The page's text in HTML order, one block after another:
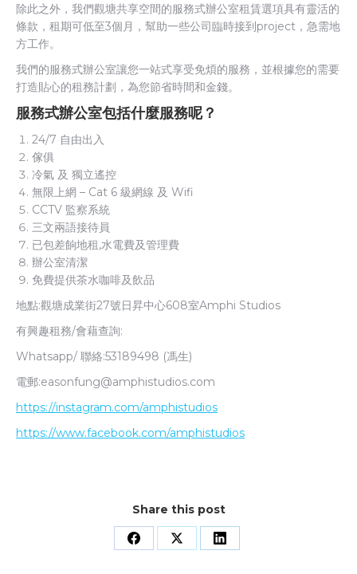
除此之外，我們觀塘共享空間的服務式辦公室租賃選項具有靈活的
條款，租期可低至3個月，幫助一些公司臨時接到project，急需地
方工作。
我們的服務式辦公室讓您一站式享受免煩的服務，並根據您的需要
打造貼心的租務計劃，為您節省時間和金錢。
服務式辦公室包括什麼服務呢？
24/7 自由出入
傢俱
冷氣 及 獨立遙控
無限上網 – Cat 6 級網線 及 Wifi
CCTV 監察系統
三文兩語接待員
已包差餉地租,水電費及管理費
辦公室清潔
免費提供茶水咖啡及飲品
地點:觀塘成業街27號日昇中心608室Amphi Studios
有興趣租務/會藉查詢:
Whatsapp/ 聯絡:53189498 (馮生)
電郵:easonfung@amphistudios.com
https://instagram.com/amphistudios
https://www.facebook.com/amphistudios
Share this post
Share Share Share